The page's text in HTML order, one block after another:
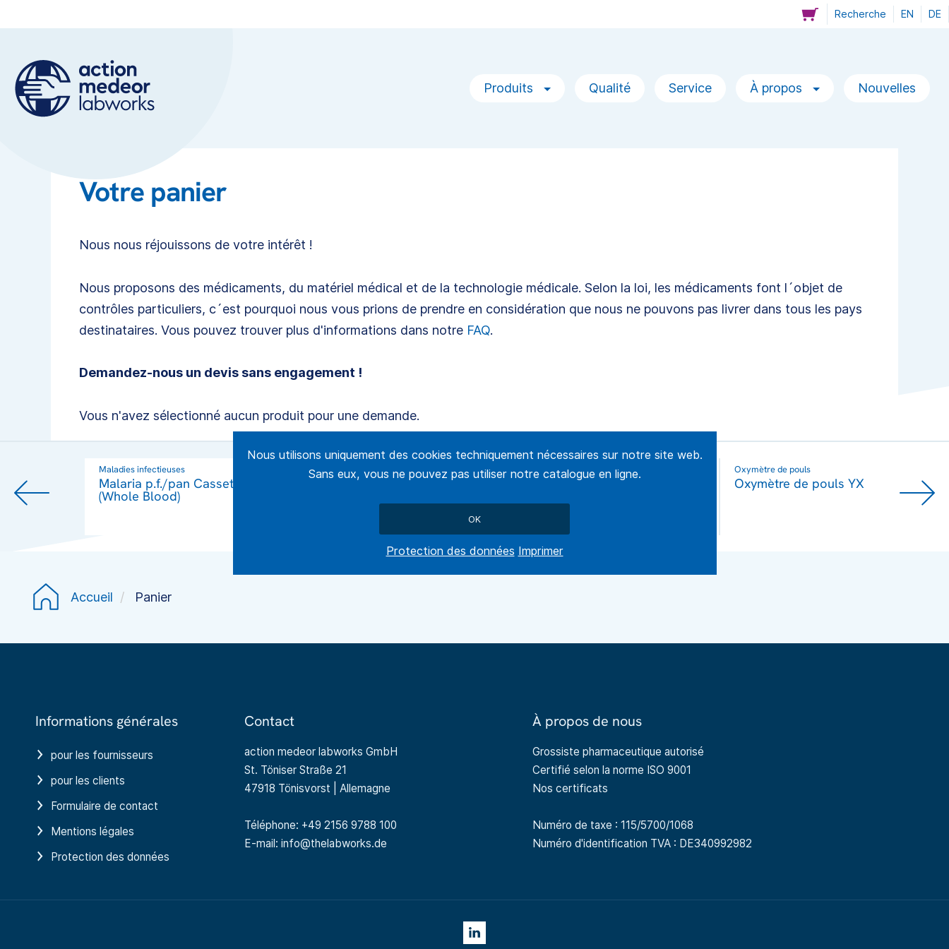
Recherche EN DE
Produits Qualité Service À propos Nouvelles
Votre panier
Nous nous réjouissons de votre intérêt !
Nous proposons des médicaments, du matériel médical et de la technologie médicale. Selon la loi, les médicaments font l´objet de
contrôles particuliers, c´est pourquoi nous vous prions de prendre en considération que nous ne pouvons pas livrer dans tous les pays
destinataires. Vous pouvez trouver plus d'informations dans notre FAQ.
Demandez-nous un devis sans engagement !
Vous n'avez sélectionné aucun produit pour une demande.
Maladies infectieuses
Malaria p.f./pan Cassette
(Whole Blood)
Maladies infectieuses
Test de dépistage du
(Plasmodium Falciparum)
Soins aux diabétiques
Lecteur de glycémie Medisign
Oxymètre de pouls
Oxymètre de pouls YX102
Accueil Panier
Informations générales
pour les fournisseurs
pour les clients
Formulaire de contact
Mentions légales
Protection des données
Contact
action medeor labworks GmbH
St. Töniser Straße 21
47918 Tönisvorst | Allemagne
Téléphone: +49 2156 9788 100
E-mail: info@thelabworks.de
À propos de nous
Grossiste pharmaceutique autorisé
Certifié selon la norme ISO 9001
Nos certificats
Numéro de taxe : 115/5700/1068
Numéro d'identification TVA : DE340992982
Nous utilisons uniquement des cookies techniquement nécessaires sur notre site web.
Sans eux, vous ne pouvez pas utiliser notre catalogue en ligne.
OK
Protection des données Imprimer